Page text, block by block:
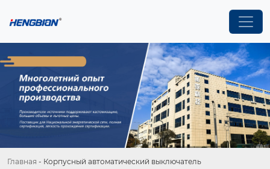
Главная - Корпусный автоматический выключатель